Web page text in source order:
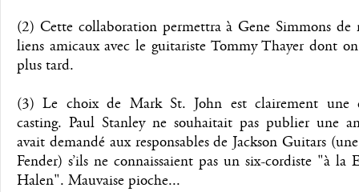
(2) Cette collaboration permettra à Gene Simmons de
liens amicaux avec le guitariste Tommy Thayer dont
plus tard.
(3) Le choix de Mark St. John est clairement une
casting. Paul Stanley ne souhaitait pas publier une
avait demandé aux responsables de Jackson Guitars
Fender) s’ils ne connaissaient pas un six-cordiste "à la
Halen". Mauvaise pioche...